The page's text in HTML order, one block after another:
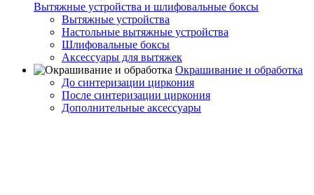
Вытяжные устройства и шлифовальные боксы
Вытяжные устройства
Настольные вытяжные устройства
Шлифовальные боксы
Аксессуары для вытяжек
Окрашивание и обработка
До синтеризации циркония
После синтеризации циркония
Дополнительные аксессуары